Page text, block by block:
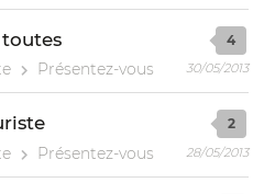
Présentez-vous
4
30/05/2013
Présentez-vous
2
28/05/2013